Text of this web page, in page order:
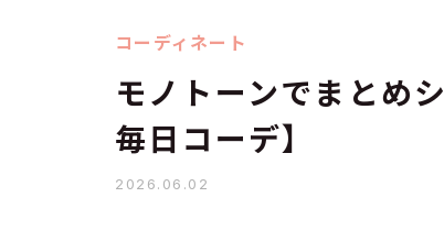
コーディネート
モノトーンでまとめ
毎日コーデ】
2026.06.02